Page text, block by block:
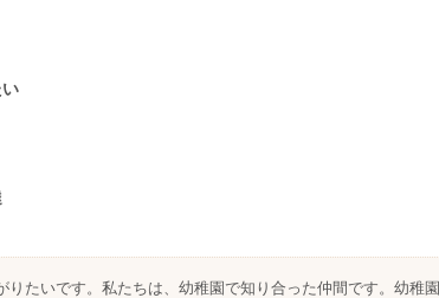
りたいです。私たちは、幼稚園で知り合った仲間です。幼稚